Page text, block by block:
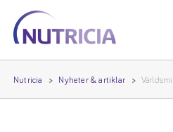
Nutricia
Nutricia
Nutricia Nyheter & artiklar